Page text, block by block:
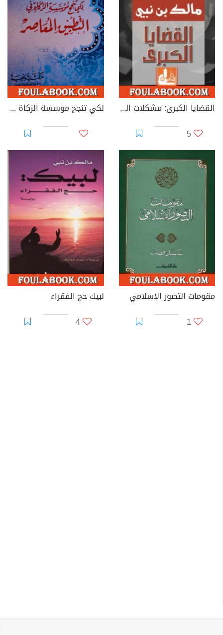
القضايا الكبرى: مشكلات الحضارة
5
لكي تنجح مؤسسة الزكاة في التطبيق المعاصر
مقومات التصور الإسلامي
1
لبيك حج الفقراء
4